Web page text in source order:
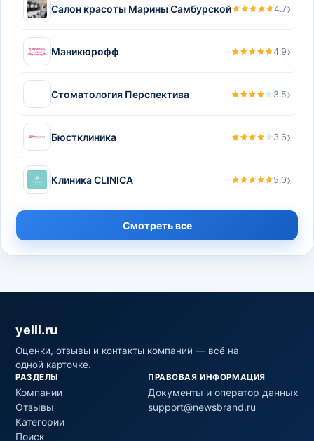
Салон красоты Марины Самбурской 4.7›
Маникюрофф 4.9›
Стоматология Перспектива 3.5›
Бюстклиника 3.6›
Клиника CLINICA 5.0›
Смотреть все
yelll.ru
Оценки, отзывы и контакты компаний — всё на
одной карточке.
РАЗДЕЛЫ
Компании
Отзывы
Категории
Поиск
ПРАВОВАЯ ИНФОРМАЦИЯ
Документы и оператор данных
support@newsbrand.ru